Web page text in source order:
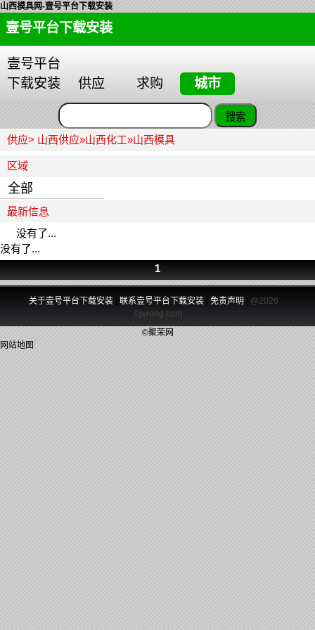
山西模具网-壹号平台下载安装
壹号平台下载安装
壹号平台
下载安装
供应 求购 城市
供应> 山西供应»山西化工»山西模具
区域
全部
最新信息
没有了...
没有了...
1
关于壹号平台下载安装 联系壹号平台下载安装| 免责声明
@2026
©jvrong.com
©聚荣网
网站地图